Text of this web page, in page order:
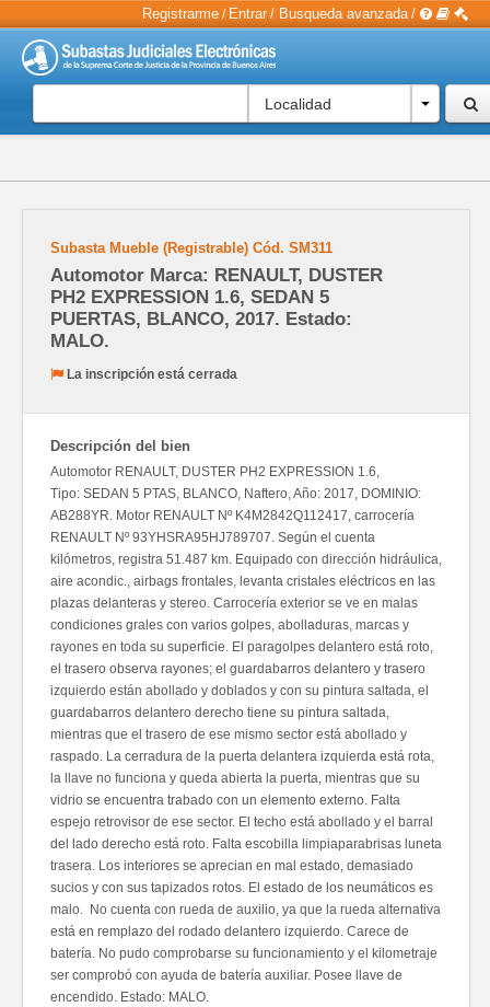
Registrarme / Entrar / Busqueda avanzada /
Localidad
Subasta Mueble (Registrable) Cód. SM311
Automotor Marca: RENAULT, DUSTER
PH2 EXPRESSION 1.6, SEDAN 5
PUERTAS, BLANCO, 2017. Estado:
MALO.
La inscripción está cerrada
Descripción del bien
Automotor RENAULT, DUSTER PH2 EXPRESSION 1.6,
Tipo: SEDAN 5 PTAS, BLANCO, Naftero, Año: 2017, DOMINIO:
AB288YR. Motor RENAULT Nº K4M2842Q112417, carrocería
RENAULT Nº 93YHSRA95HJ789707. Según el cuenta
kilómetros, registra 51.487 km. Equipado con dirección hidráulica,
aire acondic., airbags frontales, levanta cristales eléctricos en las
plazas delanteras y stereo. Carrocería exterior se ve en malas
condiciones grales con varios golpes, abolladuras, marcas y
rayones en toda su superficie. El paragolpes delantero está roto,
el trasero observa rayones; el guardabarros delantero y trasero
izquierdo están abollado y doblados y con su pintura saltada, el
guardabarros delantero derecho tiene su pintura saltada,
mientras que el trasero de ese mismo sector está abollado y
raspado. La cerradura de la puerta delantera izquierda está rota,
la llave no funciona y queda abierta la puerta, mientras que su
vidrio se encuentra trabado con un elemento externo. Falta
espejo retrovisor de ese sector. El techo está abollado y el barral
del lado derecho está roto. Falta escobilla limpiaparabrisas luneta
trasera. Los interiores se aprecian en mal estado, demasiado
sucios y con sus tapizados rotos. El estado de los neumáticos es
malo. No cuenta con rueda de auxilio, ya que la rueda alternativa
está en remplazo del rodado delantero izquierdo. Carece de
batería. No pudo comprobarse su funcionamiento y el kilometraje
ser comprobó con ayuda de batería auxiliar. Posee llave de
encendido. Estado: MALO.